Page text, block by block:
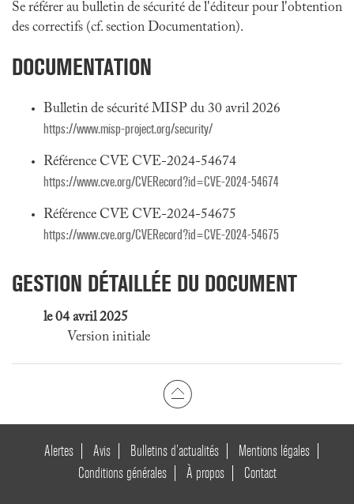
Se référer au bulletin de sécurité de l'éditeur pour l'obtention
des correctifs (cf. section Documentation).
DOCUMENTATION
Bulletin de sécurité MISP du 30 avril 2026
https://www.misp-project.org/security/
Référence CVE CVE-2024-54674
https://www.cve.org/CVERecord?id=CVE-2024-54674
Référence CVE CVE-2024-54675
https://www.cve.org/CVERecord?id=CVE-2024-54675
GESTION DÉTAILLÉE DU DOCUMENT
le 04 avril 2025
Version initiale
Alertes Avis Bulletins d’actualités
Mentions légales
Conditions générales
À propos Contact